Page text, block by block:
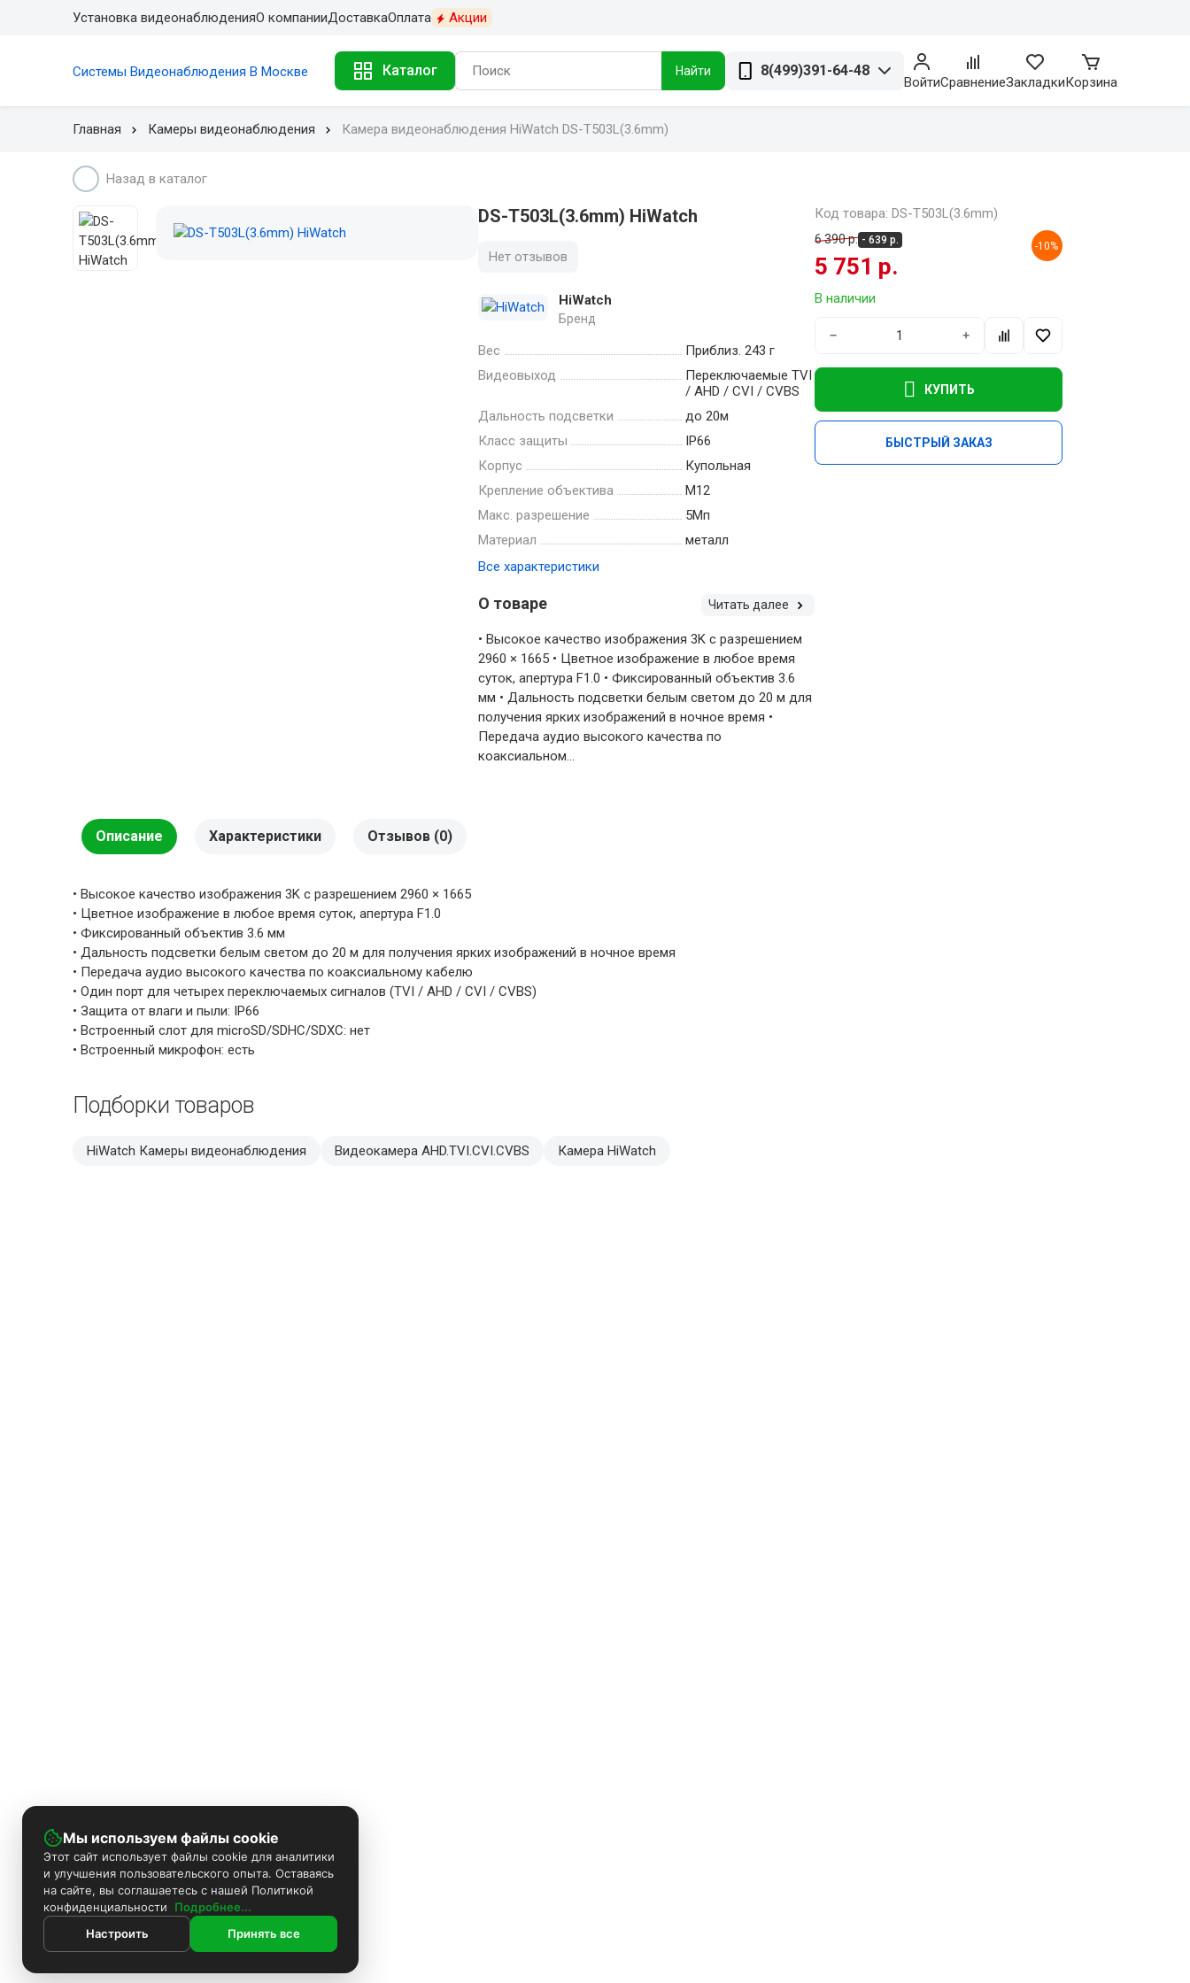
Установка видеонаблюденияО компанииДоставкаОплата Акции
Системы Видеонаблюдения В Москве Каталог Найти 8(499)391-64-48
ВойтиСравнениеЗакладкиКорзина
Главная Камеры видеонаблюдения Камера видеонаблюдения HiWatch DS-T503L(3.6mm)
Назад в каталог
DS-T503L(3.6mm) HiWatch
Нет отзывов
HiWatch
Бренд
Вес
Приблиз. 243 г
Видеовыход
Переключаемые TVI
/ AHD / CVI / CVBS
Дальность подсветки
до 20м
Класс защиты
IP66
Корпус
Купольная
Крепление объектива
M12
Макс. разрешение
5Мп
Материал
металл
Все характеристики
О товаре Читать далее
• Высокое качество изображения 3K c разрешением
2960 × 1665 • Цветное изображение в любое время
суток, апертура F1.0 • Фиксированный объектив 3.6
мм • Дальность подсветки белым светом до 20 м для
получения ярких изображений в ночное время •
Передача аудио высокого качества по
коаксиальном...
Код товара: DS-T503L(3.6mm)
6 390 р. - 639 р.
5 751 р.
-10%
В наличии
− +
КУПИТЬ
БЫСТРЫЙ ЗАКАЗ
Описание Характеристики Отзывов (0)
• Высокое качество изображения 3K c разрешением 2960 × 1665
• Цветное изображение в любое время суток, апертура F1.0
• Фиксированный объектив 3.6 мм
• Дальность подсветки белым светом до 20 м для получения ярких изображений в ночное время
• Передача аудио высокого качества по коаксиальному кабелю
• Один порт для четырех переключаемых сигналов (TVI / AHD / CVI / CVBS)
• Защита от влаги и пыли: IP66
• Встроенный слот для microSD/SDHC/SDXC: нет
• Встроенный микрофон: есть
Подборки товаров
HiWatch Камеры видеонаблюдения Видеокамера AHD.TVI.CVI.CVBS Камера HiWatch
Мы используем файлы cookie
Этот сайт использует файлы cookie для аналитики
и улучшения пользовательского опыта. Оставаясь
на сайте, вы соглашаетесь с нашей Политикой
конфиденциальности
Подробнее...
Настроить
Принять все